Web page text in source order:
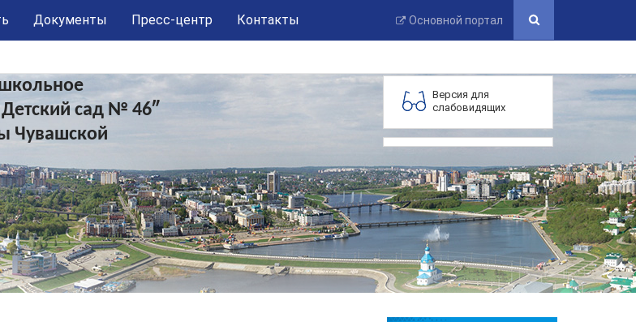
Документы Пресс-центр Контакты Основной портал
сад № 46″
Чувашской
Версия для
слабовидящих